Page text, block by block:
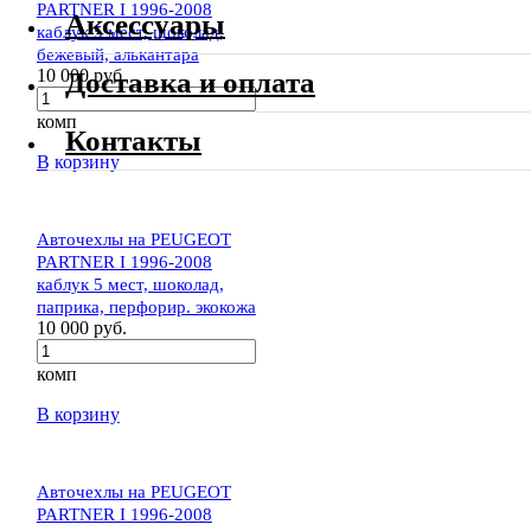
PARTNER I 1996-2008
каблук 5 мест, шоколад,
бежевый, алькантара
10 000 руб.
комп
В корзину
Авточехлы на PEUGEOT
PARTNER I 1996-2008
каблук 5 мест, шоколад,
паприка, перфорир. экокожа
10 000 руб.
комп
В корзину
Авточехлы на PEUGEOT
PARTNER I 1996-2008
Аксессуары
Доставка и оплата
Контакты